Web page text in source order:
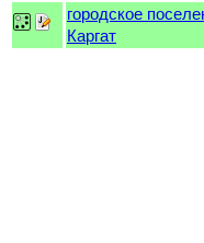
городское
Каргат